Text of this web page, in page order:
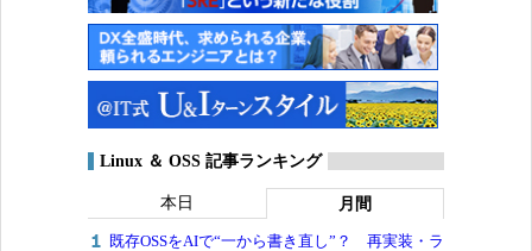
Linux ＆ OSS 記事ランキング
本日 月間
既存OSSをAIで“一から書き直し”？ 再実装・ラ